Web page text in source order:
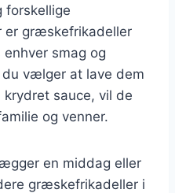
forskellige
er græskefrikadeller
smag og
vælger at lave dem
sauce, vil de
og venner.
en middag eller
græskefrikadeller i